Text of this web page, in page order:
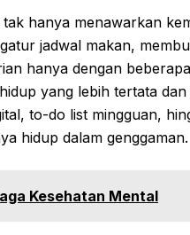
hanya menawarkan
jadwal makan,
hanya dengan
yang lebih tertata
to-do list mingguan,
hidup dalam genggaman.
Kesehatan Mental